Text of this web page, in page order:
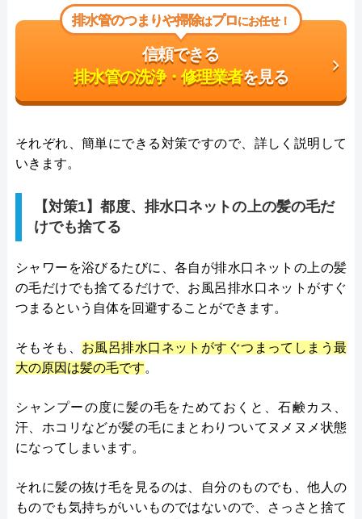
排水管のつまりや掃除はプロにお任せ！
信頼できる
排水管の洗浄・修理業者を見る
それぞれ、簡単にできる対策ですので、詳しく説明して
いきます。
【対策1】都度、排水口ネットの上の髪の毛だ
けでも捨てる
シャワーを浴びるたびに、各自が排水口ネットの上の髪
の毛だけでも捨てるだけで、お風呂排水口ネットがすぐ
つまるという自体を回避することができます。
そもそも、 お風呂排水口ネットがすぐつまってしまう最
大の原因は髪の毛です。
シャンプーの度に髪の毛をためておくと、石鹸カス、
汗、ホコリなどが髪の毛にまとわりついてヌメヌメ状態
になってしまいます。
それに髪の抜け毛を見るのは、自分のものでも、他人の
ものでも気持ちがいいものではないので、さっさと捨て